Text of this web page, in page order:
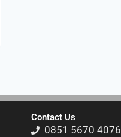
Contact Us
0851 5670 4076